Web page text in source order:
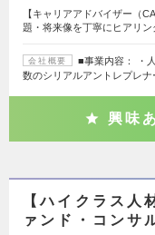
【キャリアアドバイザー
題・将来像を丁寧にヒアリ
会社概要
■事業内容： ・
数のシリアルアントレプレ
興味
【ハイクラス人
ァンド・コンサ